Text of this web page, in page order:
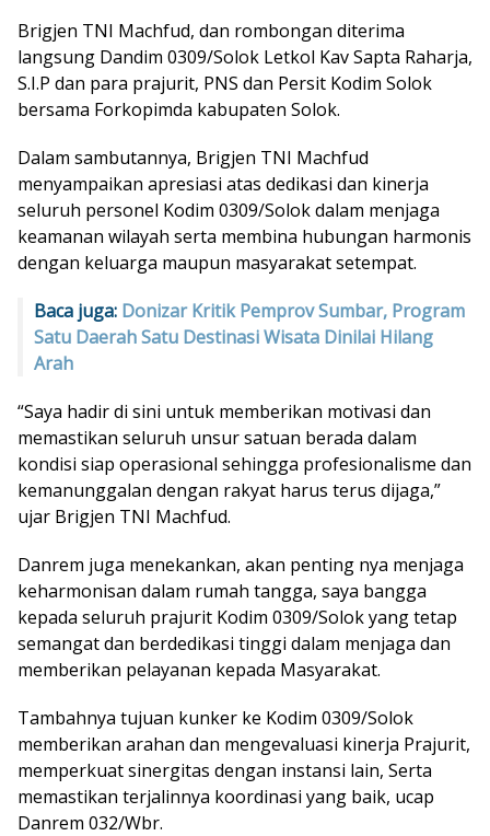
Brigjen TNI Machfud, dan rombongan diterima
langsung Dandim 0309/Solok Letkol Kav Sapta Raharja,
S.I.P dan para prajurit, PNS dan Persit Kodim Solok
bersama Forkopimda kabupaten Solok.
Dalam sambutannya, Brigjen TNI Machfud
menyampaikan apresiasi atas dedikasi dan kinerja
seluruh personel Kodim 0309/Solok dalam menjaga
keamanan wilayah serta membina hubungan harmonis
dengan keluarga maupun masyarakat setempat.
Baca juga: Donizar Kritik Pemprov Sumbar, Program
Satu Daerah Satu Destinasi Wisata Dinilai Hilang
Arah
“Saya hadir di sini untuk memberikan motivasi dan
memastikan seluruh unsur satuan berada dalam
kondisi siap operasional sehingga profesionalisme dan
kemanunggalan dengan rakyat harus terus dijaga,”
ujar Brigjen TNI Machfud.
Danrem juga menekankan, akan penting nya menjaga
keharmonisan dalam rumah tangga, saya bangga
kepada seluruh prajurit Kodim 0309/Solok yang tetap
semangat dan berdedikasi tinggi dalam menjaga dan
memberikan pelayanan kepada Masyarakat.
Tambahnya tujuan kunker ke Kodim 0309/Solok
memberikan arahan dan mengevaluasi kinerja Prajurit,
memperkuat sinergitas dengan instansi lain, Serta
memastikan terjalinnya koordinasi yang baik, ucap
Danrem 032/Wbr.